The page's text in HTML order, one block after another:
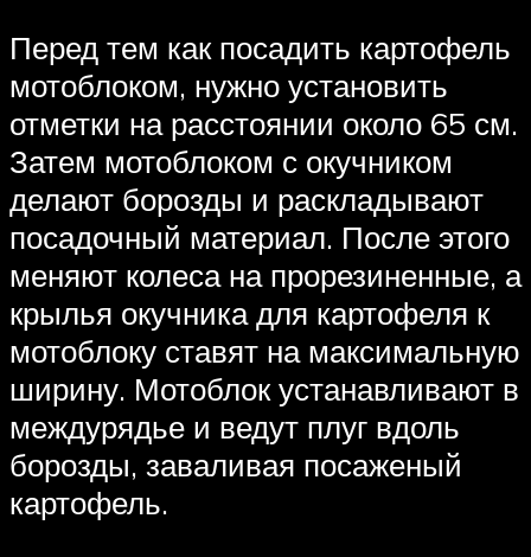
Перед тем как посадить картофель
мотоблоком, нужно установить
отметки на расстоянии около 65 см.
Затем мотоблоком с окучником
делают борозды и раскладывают
посадочный материал. После этого
меняют колеса на прорезиненные, а
крылья окучника для картофеля к
мотоблоку ставят на максимальную
ширину. Мотоблок устанавливают в
междурядье и ведут плуг вдоль
борозды, заваливая посаженый
картофель.